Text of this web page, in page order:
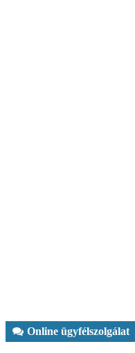
Online ügyfélszolgálat